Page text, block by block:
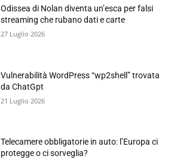
Odissea di Nolan diventa un’esca per falsi
streaming che rubano dati e carte
27 Luglio 2026
Vulnerabilità WordPress “wp2shell” trovata
da ChatGpt
21 Luglio 2026
Telecamere obbligatorie in auto: l’Europa ci
protegge o ci sorveglia?